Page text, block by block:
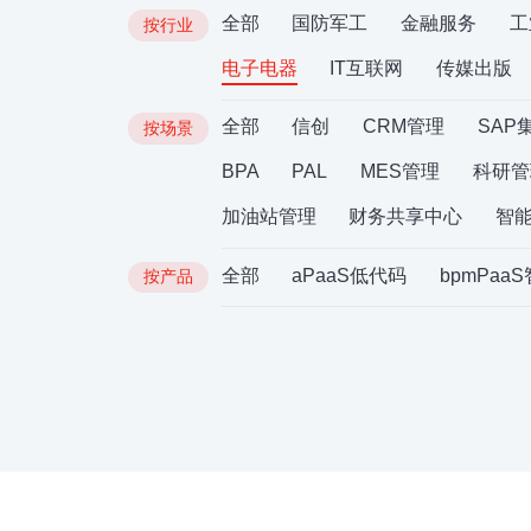
按行业 全部 国防军工 金融服务
电子电器 IT互联网 传媒出版
按场景 全部 信创 CRM管理 SAP
BPA PAL MES管理 科研
加油站管理 财务共享中心 智
按产品 全部 aPaaS低代码 bpmPaaS